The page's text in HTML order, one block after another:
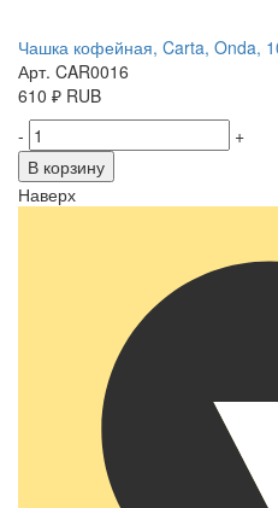
Чашка кофейная, Carta, Onda,
Арт. CAR0016
610 ₽ RUB
-
+
В корзину
Наверх